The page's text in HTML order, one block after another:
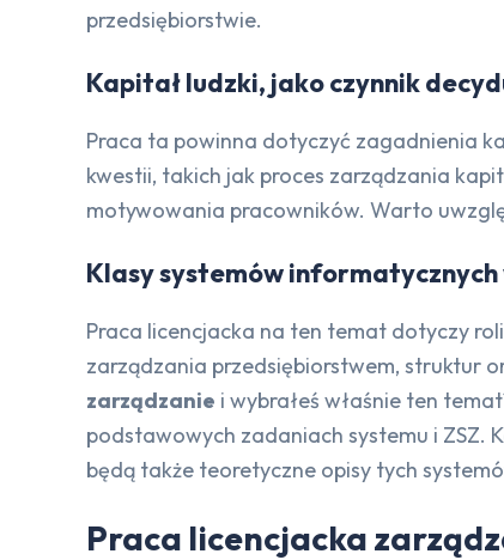
przedsiębiorstwie.
Kapitał ludzki, jako czynnik
Praca ta powinna dotyczyć zagadnienia
kwestii, takich jak proces zarządzania
motywowania pracowników. Warto
Klasy systemów
Praca licencjacka na ten temat dotyczy
zarządzania przedsiębiorstwem, struktur
zarządzanie i wybrałeś właśnie ten
podstawowych zadaniach systemu i ZSZ.
będą także teoretyczne opisy tych
Praca licencjacka